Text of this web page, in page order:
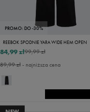
PROMO: DO -30%
REEBOK SPODNIE YARA WIDE HEM OPEN
99,99 zł
84,99 zł
89,99 zł- najniższa cena